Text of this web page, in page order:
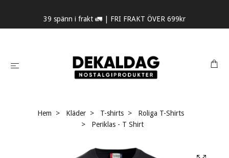
39 spänn i frakt 🚛 | FRI FRAKT ÖVER 699kr
Hem Kläder T-shirts
Roliga T-Shirts
Periklas - T Shirt